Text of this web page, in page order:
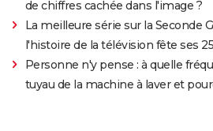
de chiffres cachée dans l'image ?
La meilleure série sur la Seconde
l'histoire de la télévision fête ses
Personne n'y pense : à quelle
tuyau de la machine à laver et